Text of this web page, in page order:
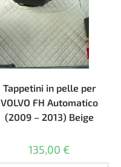
Tappetini in pelle per
VOLVO FH Automatico
(2009 – 2013) Beige
135,00 €